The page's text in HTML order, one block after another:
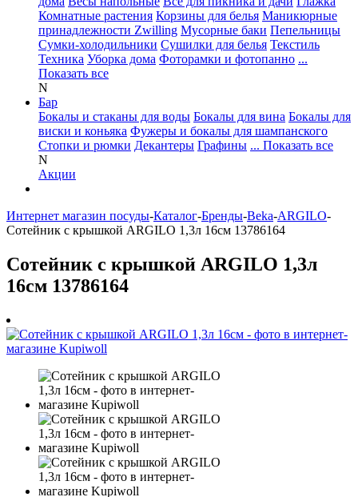
Комнатные растения Корзины для белья Маникюрные
принадлежности Zwilling Мусорные баки Пепельницы
Сумки-холодильники Сушилки для белья Текстиль
Техника Уборка дома Фоторамки и фотопанно ...
Показать все
N
Бар
Бокалы и стаканы для воды Бокалы для вина Бокалы для
виски и коньяка Фужеры и бокалы для шампанского
Стопки и рюмки Декантеры Графины ... Показать все
N
Акции
Интернет магазин посуды-Каталог-Бренды-Beka-ARGILO-
Сотейник с крышкой ARGILO 1,3л 16см 13786164
Сотейник с крышкой ARGILO 1,3л
16см 13786164